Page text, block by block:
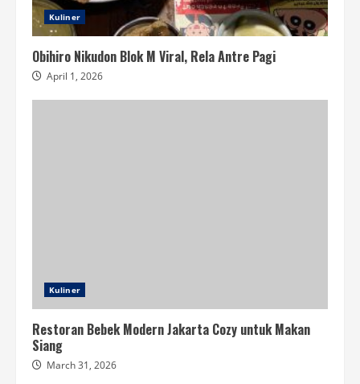
Kuliner
Obihiro Nikudon Blok M Viral, Rela Antre Pagi
April 1, 2026
Kuliner
Restoran Bebek Modern Jakarta Cozy untuk Makan
Siang
March 31, 2026